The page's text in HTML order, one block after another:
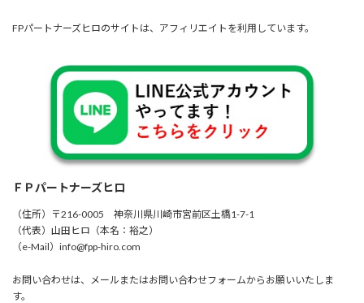
FPパートナーズヒロのサイトは、アフィリエイトを利用しています。
ＦＰパートナーズヒロ
（住所）〒216-0005 神奈川県川崎市宮前区土橋1-7-1
（代表）山田ヒロ（本名：裕之）
（e-Mail）info@fpp-hiro.com
お問い合わせは、メールまたはお問い合わせフォームからお願いいたしま
す。